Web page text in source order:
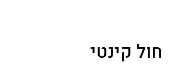
חול קינטי